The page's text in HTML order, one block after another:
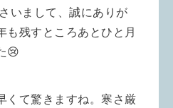
いまして、誠にありが
も残すところあとひと月
😢
くて驚きますね。寒さ厳